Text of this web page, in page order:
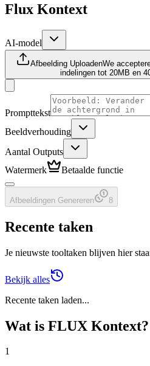
Flux Kontext
AI-model
Afbeelding UploadenWe
indelingen tot 20MB en
Prompttekst
Beeldverhouding
Aantal Outputs
Watermerk
Betaalde functie
Afbeeldingen Genereren 8
Recente taken
Je nieuwste tooltaken blijven hier
Bekijk alles
Recente taken laden...
Wat is FLUX Kontext?
1